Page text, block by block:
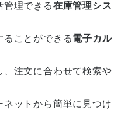
管理できる在庫管理シス
ることができる電子カル
注文に合わせて検索や
ットから簡単に見つけ